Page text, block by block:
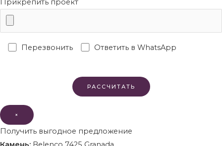
Прикрепить проект
Перезвонить Ответить в WhatsApp
×
Получить выгодное предложение